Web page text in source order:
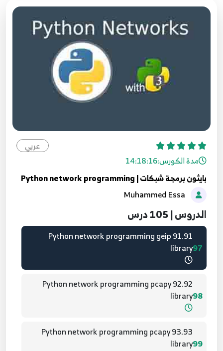
عربي
مدة الكورس:14:18:16
بايثون برمجة شبكات | Python network programming
الدروس | 105 درس
86.86 Python network programming IP planner
87.87 Python network programming IP planner
95
89.89 Python network programming geip
library
96
90.90 Python network programming geip
library
97
91.91 Python network programming geip
library
98
92.92 Python network programming pcapy
library
99
93.93 Python network programming pcapy
library